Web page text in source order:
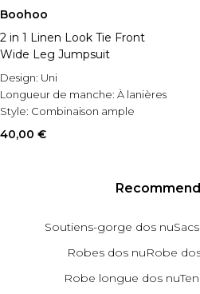
Boohoo
2 in 1 Linen Look Tie Front
Wide Leg Jumpsuit
Design: Uni
Longueur de manche: À lanières
Style: Combinaison ample
40,00 €
Soutiens-gorge dos nu
Robes dos nuRobe
Robe longue dos nu